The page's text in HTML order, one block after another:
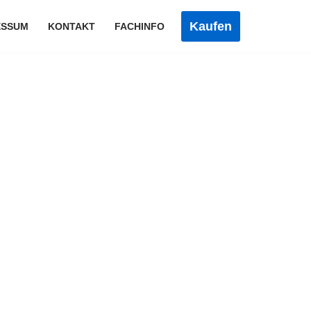
KONTAKT FACHINFO Kaufen